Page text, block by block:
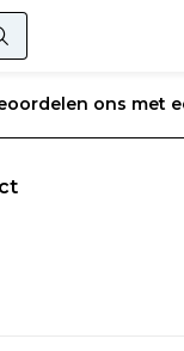
ons met